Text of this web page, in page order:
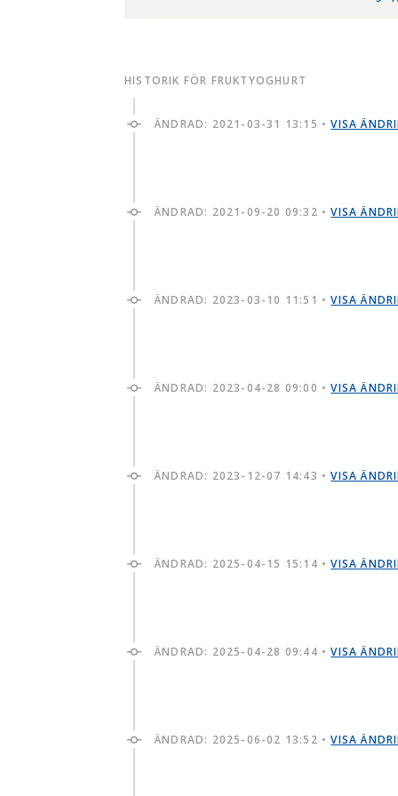
HISTORIK FÖR FRUKTYOGHURT
ÄNDRAD: 2021-03-31 13:15 •VISA
ÄNDRAD: 2021-09-20 09:32 •VISA
ÄNDRAD: 2023-03-10 11:51 •VISA
ÄNDRAD: 2023-04-28 09:00 •VISA
ÄNDRAD: 2023-12-07 14:43 •VISA
ÄNDRAD: 2025-04-15 15:14 •VISA
ÄNDRAD: 2025-04-28 09:44 •VISA
ÄNDRAD: 2025-06-02 13:52 •VISA